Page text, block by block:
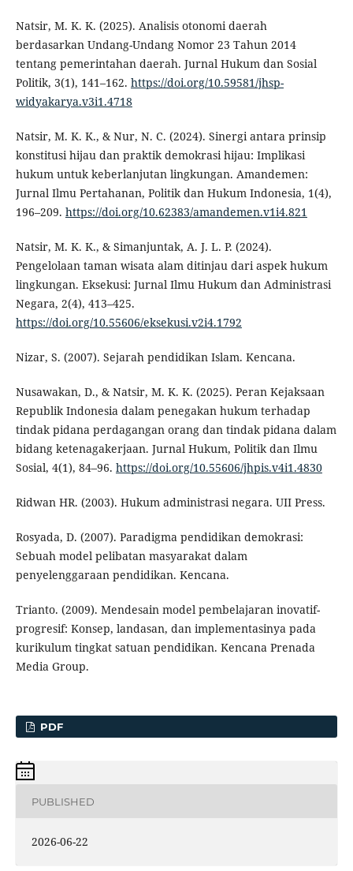
Natsir, M. K. K. (2025). Analisis otonomi daerah
berdasarkan Undang-Undang Nomor 23 Tahun 2014
tentang pemerintahan daerah. Jurnal Hukum dan Sosial
Politik, 3(1), 141–162. https://doi.org/10.59581/jhsp-
widyakarya.v3i1.4718
Natsir, M. K. K., & Nur, N. C. (2024). Sinergi antara prinsip
konstitusi hijau dan praktik demokrasi hijau: Implikasi
hukum untuk keberlanjutan lingkungan. Amandemen:
Jurnal Ilmu Pertahanan, Politik dan Hukum Indonesia, 1(4),
196–209. https://doi.org/10.62383/amandemen.v1i4.821
Natsir, M. K. K., & Simanjuntak, A. J. L. P. (2024).
Pengelolaan taman wisata alam ditinjau dari aspek hukum
lingkungan. Eksekusi: Jurnal Ilmu Hukum dan Administrasi
Negara, 2(4), 413–425.
https://doi.org/10.55606/eksekusi.v2i4.1792
Nizar, S. (2007). Sejarah pendidikan Islam. Kencana.
Nusawakan, D., & Natsir, M. K. K. (2025). Peran Kejaksaan
Republik Indonesia dalam penegakan hukum terhadap
tindak pidana perdagangan orang dan tindak pidana dalam
bidang ketenagakerjaan. Jurnal Hukum, Politik dan Ilmu
Sosial, 4(1), 84–96. https://doi.org/10.55606/jhpis.v4i1.4830
Ridwan HR. (2003). Hukum administrasi negara. UII Press.
Rosyada, D. (2007). Paradigma pendidikan demokrasi:
Sebuah model pelibatan masyarakat dalam
penyelenggaraan pendidikan. Kencana.
Trianto. (2009). Mendesain model pembelajaran inovatif-
progresif: Konsep, landasan, dan implementasinya pada
kurikulum tingkat satuan pendidikan. Kencana Prenada
Media Group.
PDF
PUBLISHED
2026-06-22